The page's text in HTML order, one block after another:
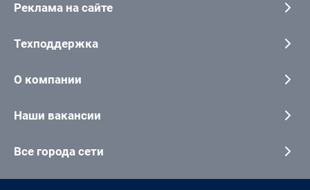
Реклама на сайте
Техподдержка
О компании
Наши вакансии
Все города сети